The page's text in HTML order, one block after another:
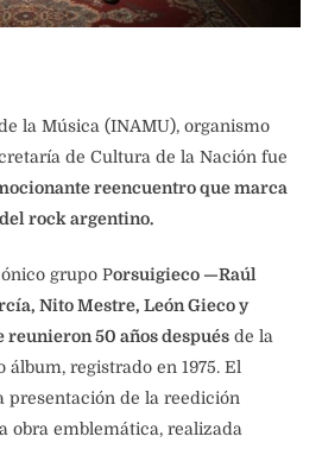
la Música (INAMU), organismo
de Cultura de la Nación fue
reencuentro que marca
rock argentino.
grupo Porsuigieco —Raúl
Nito Mestre, León Gieco y
reunieron 50 años después de la
álbum, registrado en 1975. El
presentación de la reedición
obra emblemática, realizada